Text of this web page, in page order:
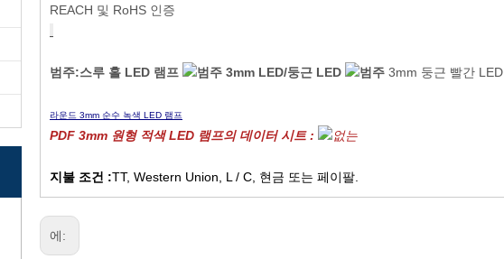
REACH 및 RoHS 인증
범주:스루 홀 LED 램프 3mm LED/둥근 LED 3mm 둥근 빨간
라운드 3mm 순수 녹색 LED 램프
PDF 3mm 원형 적색 LED 램프의 데이터 시트 :
지불 조건 :TT, Western Union, L / C, 현금 또는 페이팔.
에: